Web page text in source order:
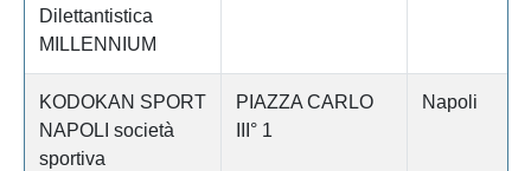
Dilettantistica
MILLENNIUM
KODOKAN SPORT
NAPOLI società
sportiva
PIAZZA CARLO
III° 1
Napoli